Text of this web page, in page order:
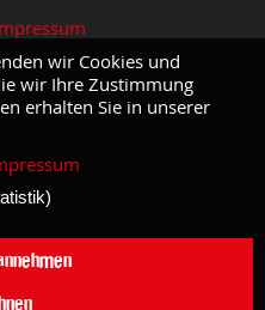
wir Cookies und
wir Ihre Zustimmung
erhalten Sie in unserer